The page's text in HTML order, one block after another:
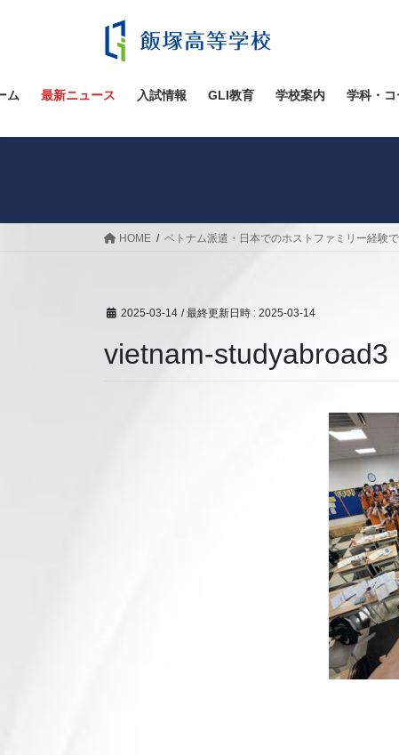
ツ
ス
シ
ン
ム 最新ニュース 入試情報 GLI教育 学校案内 学科・コ
HOME ベトナム派遣・日本でのホストファミリー経験
2025-03-14 / 最終更新日時 : 2025-03-14
vietnam-studyabroad3